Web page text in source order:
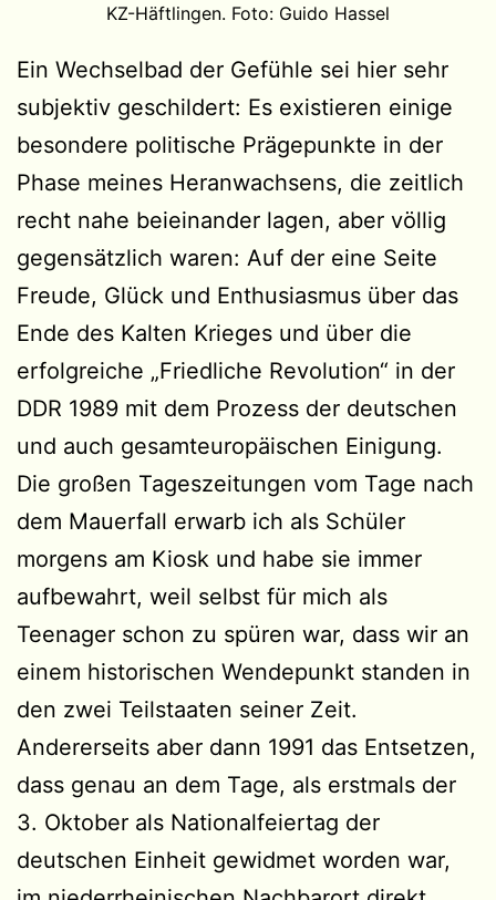
KZ-Häftlingen. Foto: Guido Hassel
Ein Wechselbad der Gefühle sei hier sehr
subjektiv geschildert: Es existieren einige
besondere politische Prägepunkte in der
Phase meines Heranwachsens, die zeitlich
recht nahe beieinander lagen, aber völlig
gegensätzlich waren: Auf der eine Seite
Freude, Glück und Enthusiasmus über das
Ende des Kalten Krieges und über die
erfolgreiche „Friedliche Revolution“ in der
DDR 1989 mit dem Prozess der deutschen
und auch gesamteuropäischen Einigung.
Die großen Tageszeitungen vom Tage nach
dem Mauerfall erwarb ich als Schüler
morgens am Kiosk und habe sie immer
aufbewahrt, weil selbst für mich als
Teenager schon zu spüren war, dass wir an
einem historischen Wendepunkt standen in
den zwei Teilstaaten seiner Zeit.
Andererseits aber dann 1991 das Entsetzen,
dass genau an dem Tage, als erstmals der
3. Oktober als Nationalfeiertag der
deutschen Einheit gewidmet worden war,